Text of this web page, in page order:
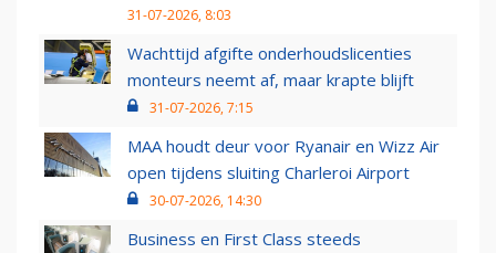
31-07-2026, 8:03
Wachttijd afgifte onderhoudslicenties
monteurs neemt af, maar krapte blijft
31-07-2026, 7:15
MAA houdt deur voor Ryanair en Wizz Air
open tijdens sluiting Charleroi Airport
30-07-2026, 14:30
Business en First Class steeds